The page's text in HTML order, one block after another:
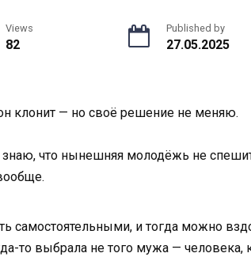
Views
82
Published by
27.05.2025
клонит — но своё решение не меняю.
что нынешняя молодёжь не
самостоятельными, и тогда можно
то выбрала не того мужа —